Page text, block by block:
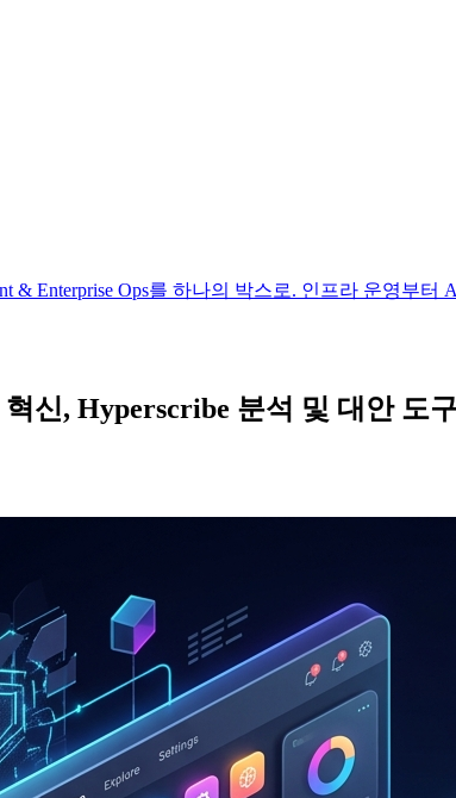
& Enterprise Ops를 하나의 박스로. 인프라 운영부
신, Hyperscribe 분석 및 대안 도